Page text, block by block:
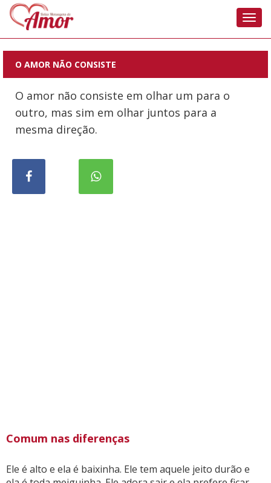
O AMOR NÃO CONSISTE
O amor não consiste em olhar um para o
outro, mas sim em olhar juntos para a
mesma direção.
Comum nas diferenças
Ele é alto e ela é baixinha. Ele tem aquele jeito durão e